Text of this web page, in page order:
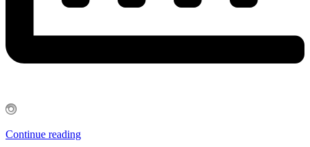
Continue reading